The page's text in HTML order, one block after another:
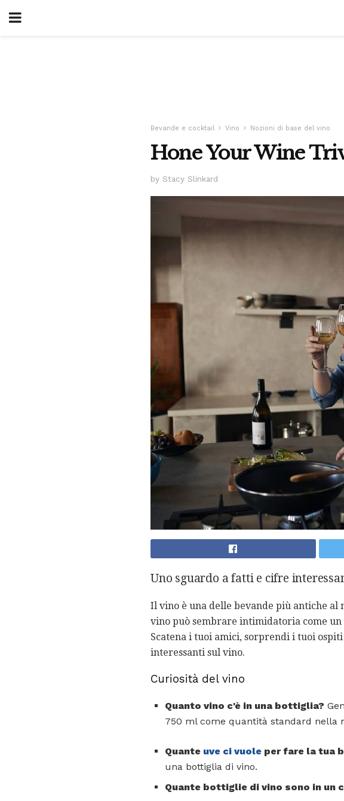
Bevande e cocktail Vino Nozioni di base del vino
Hone Your Wine
by Stacy Slinkard
Uno sguardo a fatti e cifre
Il vino è una delle bevande più antiche
vino può sembrare intimidatoria come
Scatena i tuoi amici, sorprendi i tuoi
interessanti sul vino.
Curiosità del vino
Quanto vino c'è in una bottiglia?
750 ml come quantità standard nella
Quante uve ci vuole per fare la tua
una bottiglia di vino.
Quante bottiglie di vino sono in un